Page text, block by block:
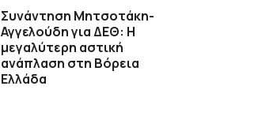
Συνάντηση Μητσοτάκη-
Αγγελούδη για ΔΕΘ: Η
μεγαλύτερη αστική
ανάπλαση στη Βόρεια
Ελλάδα